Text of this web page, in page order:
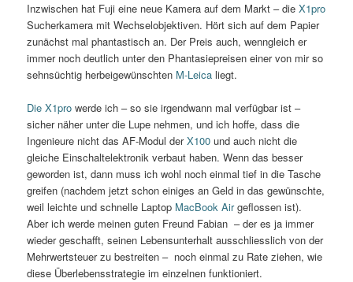
Inzwischen hat Fuji eine neue Kamera auf dem Markt – dieX1pro
Sucherkamera mit Wechselobjektiven. Hört sich auf dem Papier
zunächst mal phantastisch an. Der Preis auch, wenngleich er
immer noch deutlich unter den Phantasiepreisen einer von mir so
sehnsüchtig herbeigewünschten M-Leica liegt.
Die X1pro werde ich – so sie irgendwann mal verfügbar ist –
sicher näher unter die Lupe nehmen, und ich hoffe, dass die
Ingenieure nicht das AF-Modul derX100 und auch nicht die
gleiche Einschaltelektronik verbaut haben. Wenn das besser
geworden ist, dann muss ich wohl noch einmal tief in die Tasche
greifen (nachdem jetzt schon einiges an Geld in das gewünschte,
weil leichte und schnelle Laptop MacBook Airgeflossen ist).
Aber ich werde meinen guten Freund Fabian – der es ja immer
wieder geschafft, seinen Lebensunterhalt ausschliesslich von der
Mehrwertsteuer zu bestreiten – noch einmal zu Rate ziehen, wie
diese Überlebensstrategie im einzelnen funktioniert.